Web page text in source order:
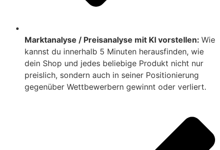
Marktanalyse / Preisanalyse mit KI vorstellen: Wie
kannst du innerhalb 5 Minuten herausfinden, wie
dein Shop und jedes beliebige Produkt nicht nur
preislich, sondern auch in seiner Positionierung
gegenüber Wettbewerbern gewinnt oder verliert.